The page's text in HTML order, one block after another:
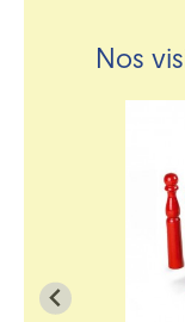
Nos